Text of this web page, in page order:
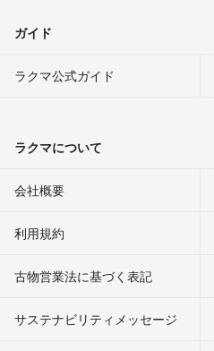
ガイド
ラクマ公式ガイド
ラクマについて
会社概要
利用規約
古物営業法に基づく表記
サステナビリティメッセージ